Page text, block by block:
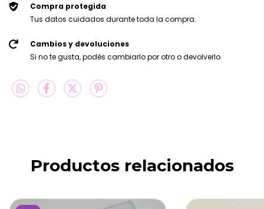
Compra protegida
Tus datos cuidados durante toda la compra.
Cambios y devoluciones
Si no te gusta, podés cambiarlo por otro o devolverlo.
Productos relacionados